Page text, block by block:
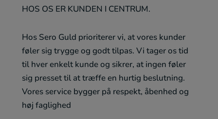
HOS OS ER KUNDEN I CENTRUM.
Hos Sero Guld prioriterer vi, at vores kunder
føler sig trygge og godt tilpas. Vi tager os tid
til hver enkelt kunde og sikrer, at ingen føler
sig presset til at træffe en hurtig beslutning.
Vores service bygger på respekt, åbenhed og
høj faglighed